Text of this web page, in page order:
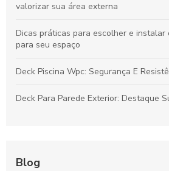
valorizar sua área externa
Dicas práticas para escolher e
para seu espaço
Deck Piscina Wpc: Segurança E
Deck Para Parede Exterior: Destaque
Blog